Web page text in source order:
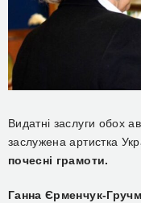
Видатні заслуги обох
заслужена артистка
почесні грамоти.
Ганна Єрменчук-